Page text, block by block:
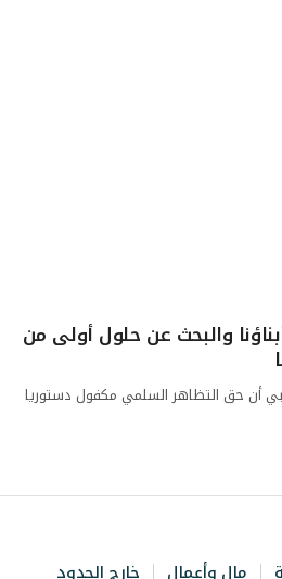
والبحث عن حلول أولى من
أن حق التظاهر السلمي مكفول دستوريا
مال وأعمال خارج الحدود